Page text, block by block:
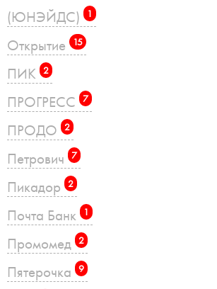
(ЮНЭЙДС)
1
Открытие 15
ПИК 2
ПРОГРЕСС 7
ПРОДО 2
Петрович 7
Пикадор 2
Почта Банк 1
Промомед 2
Пятерочка 9